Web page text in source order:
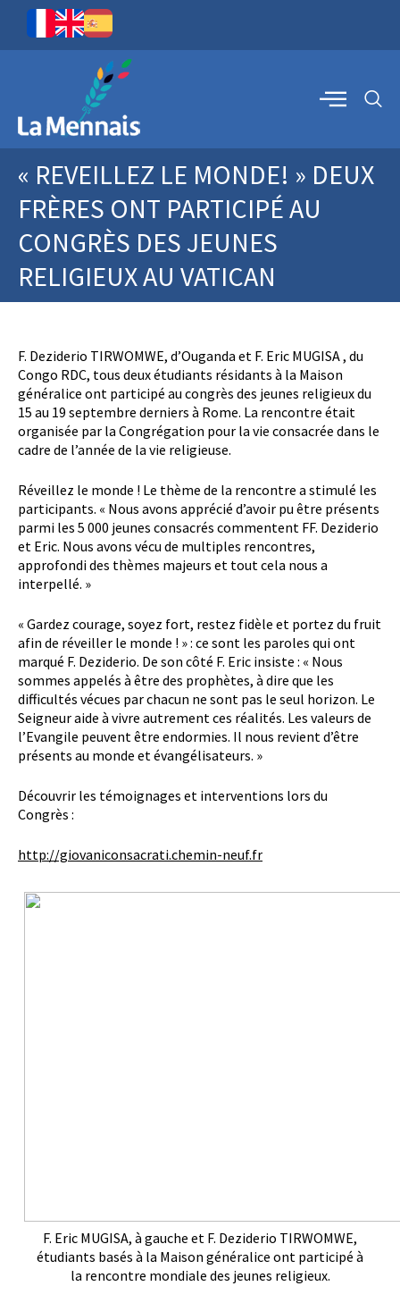
« REVEILLEZ LE MONDE! » DEUX
FRÈRES ONT PARTICIPÉ AU
CONGRÈS DES JEUNES
RELIGIEUX AU VATICAN
F. Deziderio TIRWOMWE, d’Ouganda et F. Eric MUGISA , du
Congo RDC, tous deux étudiants résidants à la Maison
généralice ont participé au congrès des jeunes religieux du
15 au 19 septembre derniers à Rome. La rencontre était
organisée par la Congrégation pour la vie consacrée dans le
cadre de l’année de la vie religieuse.
Réveillez le monde ! Le thème de la rencontre a stimulé les
participants. « Nous avons apprécié d’avoir pu être présents
parmi les 5 000 jeunes consacrés commentent FF. Deziderio
et Eric. Nous avons vécu de multiples rencontres,
approfondi des thèmes majeurs et tout cela nous a
interpellé. »
« Gardez courage, soyez fort, restez fidèle et portez du fruit
afin de réveiller le monde ! » : ce sont les paroles qui ont
marqué F. Deziderio. De son côté F. Eric insiste : « Nous
sommes appelés à être des prophètes, à dire que les
difficultés vécues par chacun ne sont pas le seul horizon. Le
Seigneur aide à vivre autrement ces réalités. Les valeurs de
l’Evangile peuvent être endormies. Il nous revient d’être
présents au monde et évangélisateurs. »
Découvrir les témoignages et interventions lors du
Congrès :
http://giovaniconsacrati.chemin-neuf.fr
F. Eric MUGISA, à gauche et F. Deziderio TIRWOMWE,
étudiants basés à la Maison généralice ont participé à
la rencontre mondiale des jeunes religieux.